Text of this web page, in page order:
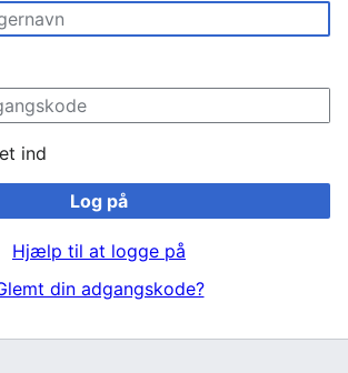
ind
Log på
Hjælp til at logge på
din adgangskode?